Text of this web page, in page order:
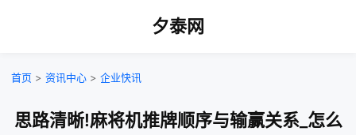
夕泰网
首页 > 资讯中心 > 企业快讯
思路清晰!麻将机推牌顺序与输赢关系_怎么